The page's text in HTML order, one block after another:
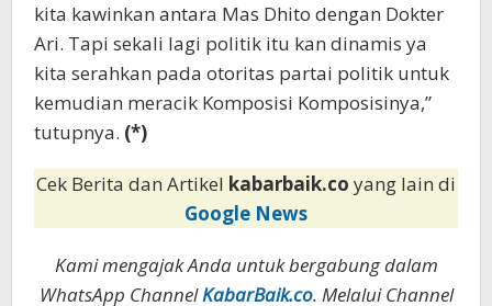
kita kawinkan antara Mas Dhito dengan Dokter
Ari. Tapi sekali lagi politik itu kan dinamis ya
kita serahkan pada otoritas partai politik untuk
kemudian meracik Komposisi Komposisinya,”
tutupnya. (*)
Cek Berita dan Artikel kabarbaik.co yang lain di
Google News
Kami mengajak Anda untuk bergabung dalam
WhatsApp ChannelKabarBaik.co. Melalui Channel